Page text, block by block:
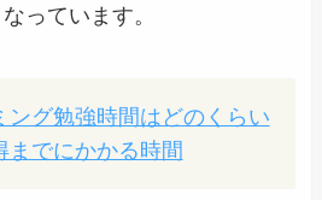
っています。
ング勉強時間はどのくらい
までにかかる時間